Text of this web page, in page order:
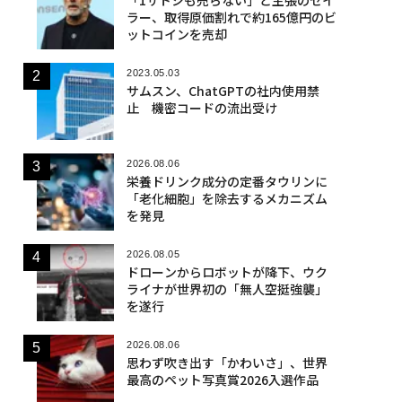
ラー、取得原価割れで約165億円のビ
ットコインを売却
2023.05.03
サムスン、ChatGPTの社内使用禁
止 機密コードの流出受け
2026.08.06
栄養ドリンク成分の定番タウリンに
「老化細胞」を除去するメカニズム
を発見
2026.08.05
ドローンからロボットが降下、ウク
ライナが世界初の「無人空挺強襲」
を遂行
2026.08.06
思わず吹き出す「かわいさ」、世界
最高のペット写真賞2026入選作品